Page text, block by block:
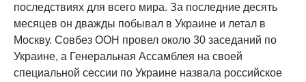
последствиях для всего мира. За последние десять
месяцев он дважды побывал в Украине и летал в
Москву. Совбез ООН провел около 30 заседаний по
Украине, а Генеральная Ассамблея на своей
специальной сессии по Украине назвала российское